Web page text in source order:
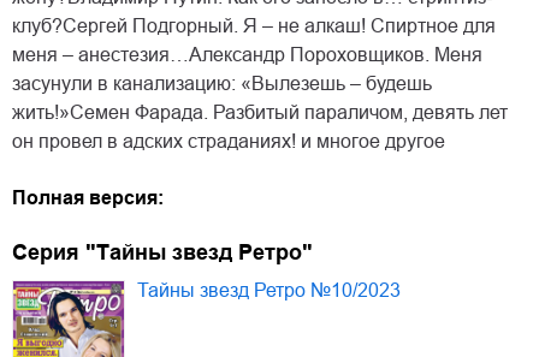
клуб?Сергей Подгорный. Я – не алкаш! Спиртное для
меня – анестезия…Александр Пороховщиков. Меня
засунули в канализацию: «Вылезешь – будешь
жить!»Семен Фарада. Разбитый параличом, девять лет
он провел в адских страданиях! и многое другое
Полная версия:
Серия "Тайны звезд Ретро"
Тайны звезд Ретро №10/2023